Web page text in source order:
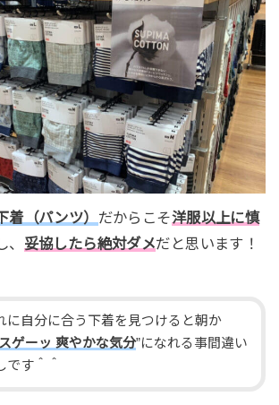
着（パンツ） だからこそ洋服以上に慎
、 妥協したら絶対ダメだと思います！
に自分に合う下着を見つけると朝か
ゲーッ 爽やかな気分”になれる事間違い
です＾＾